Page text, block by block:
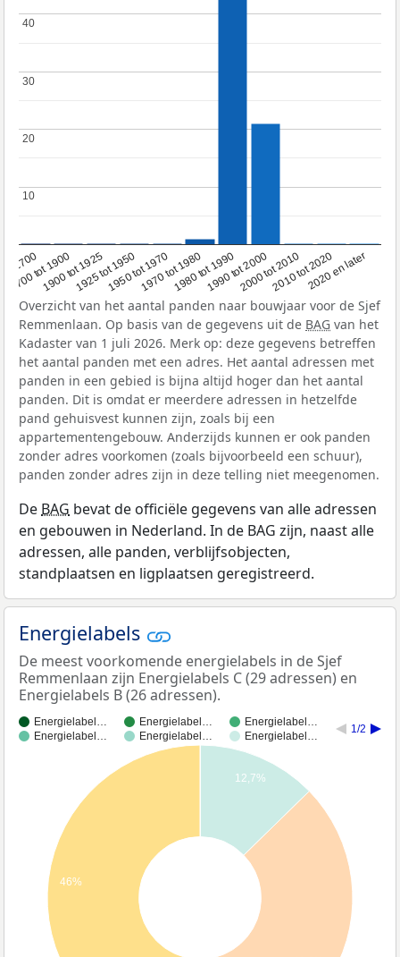
1700
1700 tot 1900
1900 tot 19251925 tot 19501950 tot 19701970 tot 19801980 tot 19901990 tot 20002000 tot 20102010 tot 20202020 en later
10
10
20
20
30
30
40
40
Overzicht van het aantal panden naar bouwjaar voor de Sjef
Remmenlaan. Op basis van de gegevens uit de BAG van het
Kadaster van 1 juli 2026. Merk op: deze gegevens betreffen
het aantal panden met een adres. Het aantal adressen met
panden in een gebied is bijna altijd hoger dan het aantal
panden. Dit is omdat er meerdere adressen in hetzelfde
pand gehuisvest kunnen zijn, zoals bij een
appartementengebouw. Anderzijds kunnen er ook panden
zonder adres voorkomen (zoals bijvoorbeeld een schuur),
panden zonder adres zijn in deze telling niet meegenomen.
De BAG bevat de officiële gegevens van alle adressen
en gebouwen in Nederland. In de BAG zijn, naast alle
adressen, alle panden, verblijfsobjecten,
standplaatsen en ligplaatsen geregistreerd.
Energielabels
De meest voorkomende energielabels in de Sjef
Remmenlaan zijn Energielabels C (29 adressen) en
Energielabels B (26 adressen).
Energielabel… Energielabel…
Energielabel…
Energielabel…
Energielabel… Energielabel…
1/2
12,7%
46%